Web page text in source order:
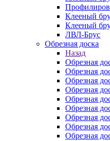
Клееный
Клееный
ЛВЛ-Брус
Обрезная доска
Назад
Обрезная
Обрезная
Обрезная
Обрезная
Обрезная
Обрезная
Обрезная
Обрезная
Обрезная